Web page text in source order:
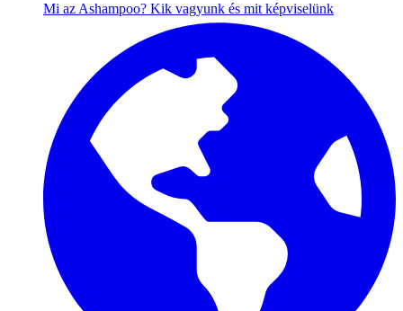
Mi az Ashampoo? Kik vagyunk és mit képviselünk